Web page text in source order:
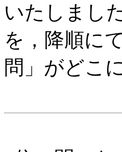
いたしまし
を，降順に
問」がどこ